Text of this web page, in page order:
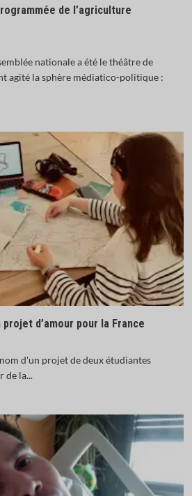
de l’agriculture
nationale a été le théâtre de
agité la sphère médiatico-politique :
d’amour pour la France
d'un projet de deux étudiantes
de la...